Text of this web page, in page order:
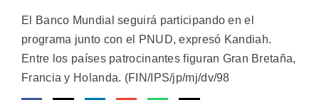
El Banco Mundial seguirá participando en el
programa junto con el PNUD, expresó Kandiah.
Entre los países patrocinantes figuran Gran Bretaña,
Francia y Holanda. (FIN/IPS/jp/mj/dv/98